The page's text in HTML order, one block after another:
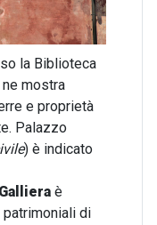
la Biblioteca
mostra
e proprietà
Palazzo
) è indicato
è
di